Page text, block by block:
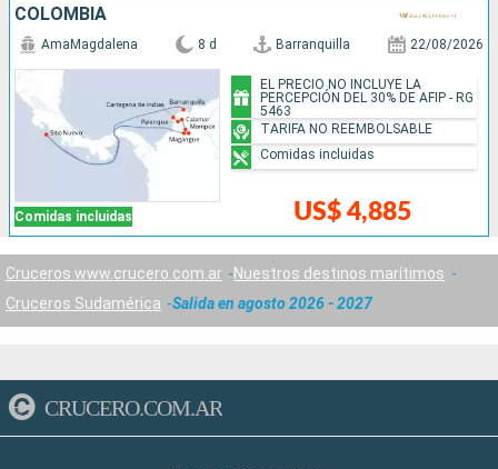
COLOMBIA
Comidas incluidas
AmaMagdalena 8 d Barranquilla 22/08/2026
US$ 4,885
EL PRECIO NO INCLUYE LA
PERCEPCIÓN DEL 30% DE AFIP - RG
5463
TARIFA NO REEMBOLSABLE
Comidas incluidas
Cruceros www.crucero.com.ar
Nuestros destinos marítimos
Cruceros Sudamérica
Salida en agosto 2026 - 2027
CRUCERO.COM.AR